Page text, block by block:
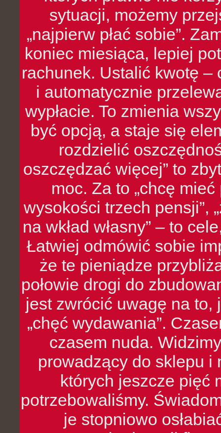
sytuacji, możemy
„najpierw płać sobie”.
koniec miesiąca, lepiej
rachunek. Ustalić kwotę
i automatycznie
wypłacie. To zmienia
być opcją, a staje się
rozdzielić
oszczędzać więcej” to
moc. Za to „chcę
wysokości trzech pensji”,
na wkład własny” – to
Łatwiej odmówić sobie
że te pieniądze
połowie drogi do
jest zwrócić uwagę na to,
„chęć wydawania”.
czasem nuda.
prowadzący do sklepu i
których jeszcze pięć
potrzebowaliśmy.
je stopniowo